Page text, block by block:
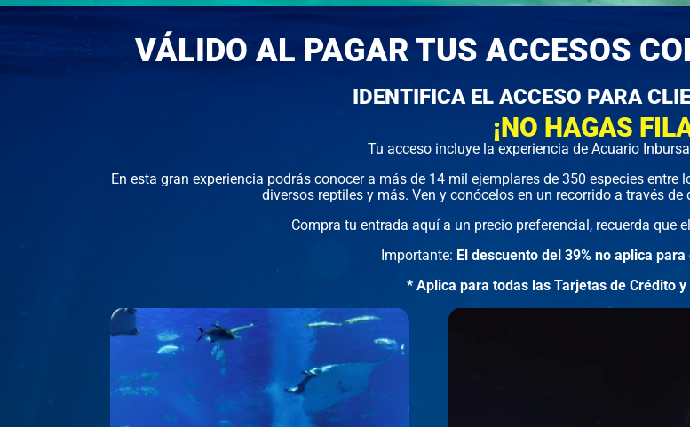
VÁLIDO AL PAGAR TUS ACCESOS
IDENTIFICA EL ACCESO PARA
¡NO HAGAS
Tu acceso incluye la experiencia de Acuario
En esta gran experiencia podrás conocer a más de 14 mil ejemplares de 350 especies
diversos reptiles y más. Ven y conócelos en un recorrido a través
Compra tu entrada aquí a un precio preferencial, recuerda que
Importante: El descuento del 39% no aplica
* Aplica para todas las Tarjetas de Crédito